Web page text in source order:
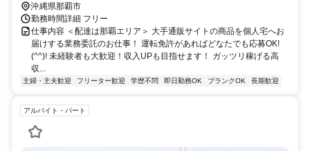
沖縄県那覇市
勤務時間詳細 フリー
仕事内容 ＜配達は那覇エリア＞ 大手通販サイトの商品を個人宅へお
届けする業務委託のお仕事！ 運転免許があればどなたでも応募OK!
(^^)! 未経験者も大歓迎！収入UPも目指せます！ ガッツリ稼げる高
収...
主婦・主夫歓迎 フリーター歓迎 学歴不問 即日勤務OK ブランクOK 長期歓迎
アルバイト・パート